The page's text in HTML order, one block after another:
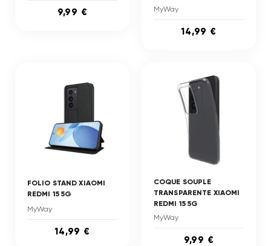
9,99 €
MyWay
14,99 €
FOLIO STAND XIAOMI
REDMI 15 5G
MyWay
14,99 €
COQUE SOUPLE
TRANSPARENTE XIAOMI
REDMI 15 5G
MyWay
9,99 €